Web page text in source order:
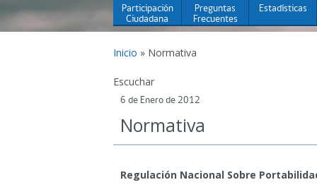
Participación
Ciudadana
Preguntas
Frecuentes
Estadísticas
Inicio » Normativa
Escuchar
6 de Enero de 2012
Normativa
Regulación Nacional Sobre